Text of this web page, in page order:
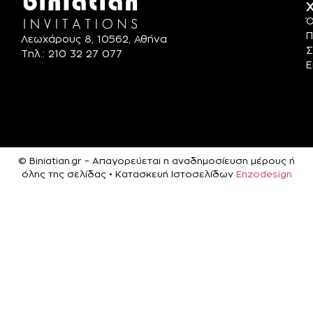
Λεωχάρους 8, 10562, Αθήνα
Τηλ.: 210 32 27 077
© Biniatian.gr – Απαγορεύεται η αναδημοσίευση μέρους ή
όλης της σελίδας • Κατασκευή Ιστοσελίδων Enzodesign